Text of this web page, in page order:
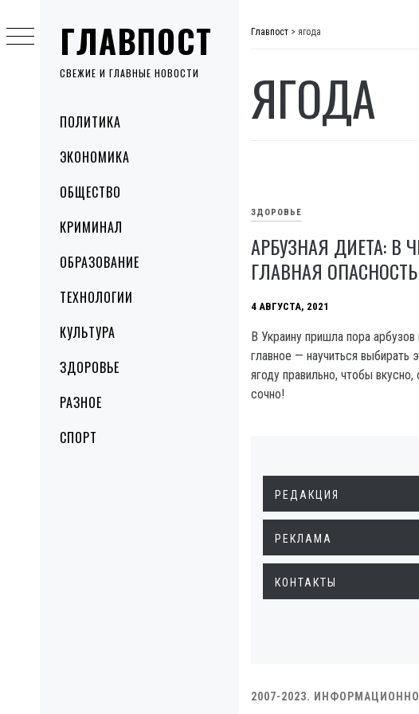
ГЛАВПОСТ
СВЕЖИЕ И ГЛАВНЫЕ НОВОСТИ
MenuПОЛИТИКА
ЭКОНОМИКА
ОБЩЕСТВО
КРИМИНАЛ
ОБРАЗОВАНИЕ
ТЕХНОЛОГИИ
КУЛЬТУРА
ЗДОРОВЬЕ
РАЗНОЕ
СПОРТ
to
content
Главпост > ягода
ЯГОДА
ЗДОРОВЬЕ
АРБУЗНАЯ ДИЕТА: В
ГЛАВНАЯ ОПАСНОСТЬ
4 АВГУСТА, 2021
В Украину пришла пора арбузов
главное — научиться выбирать
ягоду правильно, чтобы вкусно,
сочно!
РЕДАКЦИЯ
РЕКЛАМА
КОНТАКТЫ
2007-2023.